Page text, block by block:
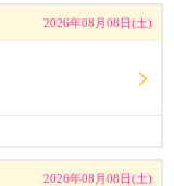
2026年08月08日(土)
2026年08月08日(土)